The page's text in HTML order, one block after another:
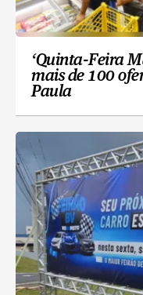
‘Quinta-Feira
mais de 100
Paula